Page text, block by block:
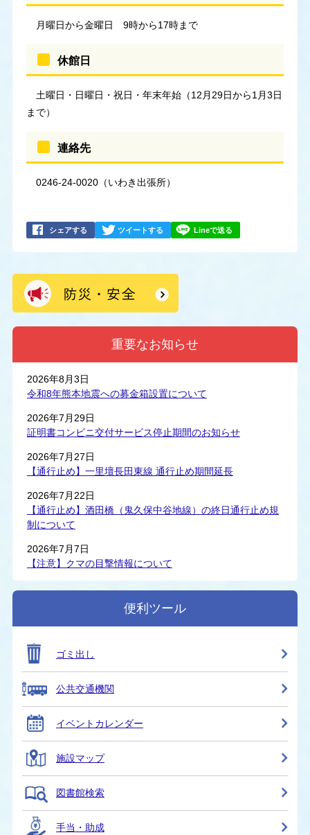
月曜日から金曜日 9時から17時まで
休館日
土曜日・日曜日・祝日・年末年始（12月29日から1月3日
まで）
連絡先
0246-24-0020（いわき出張所）
シェアする ツイートする Lineで送る
重要なお知らせ
2026年8月3日
令和8年熊本地震への募金箱設置について
2026年7月29日
証明書コンビニ交付サービス停止期間のお知らせ
2026年7月27日
【通行止め】一里壇長田東線 通行止め期間延長
2026年7月22日
【通行止め】酒田橋（鬼久保中谷地線）の終日通行止め規
制について
2026年7月7日
【注意】クマの目撃情報について
便利ツール
ゴミ出し
公共交通機関
イベントカレンダー
施設マップ
図書館検索
手当・助成